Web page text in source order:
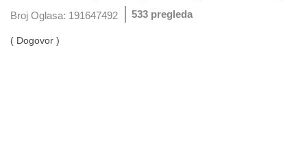
Broj Oglasa: 191647492 533 pregleda
( Dogovor )